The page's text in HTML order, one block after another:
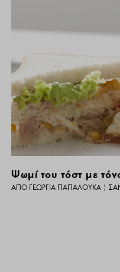
Ψωμί του τόστ με
ΑΠΌ ΓΕΩΡΓΊΑ ΠΑΠΑΛΟΥΚΆ |